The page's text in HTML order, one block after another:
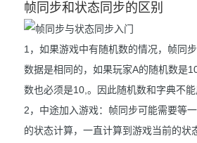
帧同步和状态同步的区别
1，如果游戏中有随机数的情况，帧同
数据是相同的，如果玩家A的随机数是
数也必须是10,。因此随机数和字典不能
2，中途加入游戏：帧同步可能需要等
的状态计算，一直计算到游戏当前的状